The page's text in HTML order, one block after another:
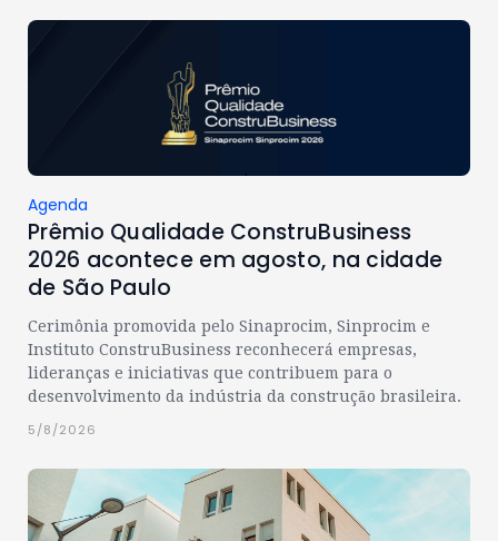
Agenda
Prêmio Qualidade ConstruBusiness
2026 acontece em agosto, na cidade
de São Paulo
Cerimônia promovida pelo Sinaprocim, Sinprocim e
Instituto ConstruBusiness reconhecerá empresas,
lideranças e iniciativas que contribuem para o
desenvolvimento da indústria da construção brasileira.
5/8/2026